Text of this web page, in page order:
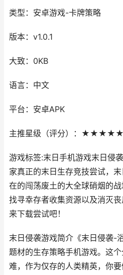
类型：安卓游戏-卡牌策略
版本：v1.0.1
大致：0KB
语言：中文
平台：安卓APK
主推星级（评分）：★★★★★
游戏标签:末日手机游戏末日侵
家真正的末日生存竞技尝试，
在的闯荡废土的大全球硝烟的战
找寻幸存者收集资源以及消灭
来下载尝试吧！
末日侵袭游戏简介《末日侵袭-
题材的生存策略手机游戏。这
难，作为仅存的人类精英，你要